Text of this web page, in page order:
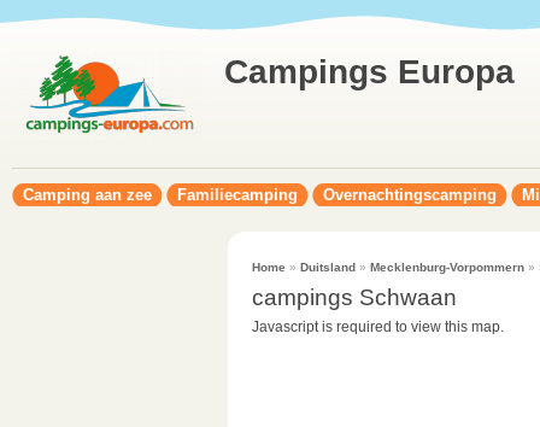
Campings Europa
Camping aan zee Familiecamping Overnachtingscamping
Home » Duitsland» Mecklenburg-Vorpommern»
campings Schwaan
Javascript is required to view this map.